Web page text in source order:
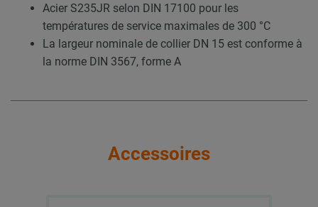
Acier S235JR selon DIN 17100 pour les
températures de service maximales de 300 °C
La largeur nominale de collier DN 15 est conforme à
la norme DIN 3567, forme A
Accessoires